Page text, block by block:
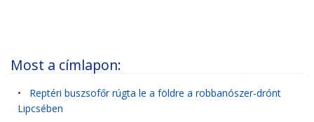
Most a címlapon:
• Reptéri buszsofőr rúgta le a földre a robbanószer-drónt
Lipcsében